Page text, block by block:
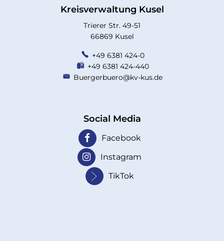
Kreisverwaltung Kusel
Trierer Str. 49-51
66869 Kusel
+49 6381 424-0
+49 6381 424-440
Buergerbuero@kv-kus.de
Social Media
Facebook
Instagram
TikTok